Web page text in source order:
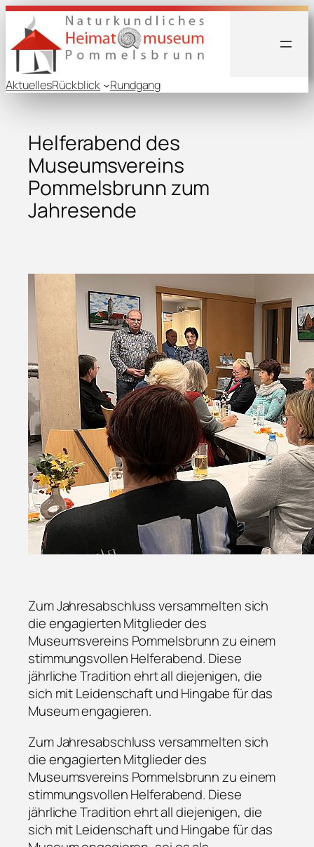
AktuellesRückblick Rundgang
Helferabend des
Museumsvereins
Pommelsbrunn zum
Jahresende
Zum Jahresabschluss versammelten sich
die engagierten Mitglieder des
Museumsvereins Pommelsbrunn zu einem
stimmungsvollen Helferabend. Diese
jährliche Tradition ehrt all diejenigen, die
sich mit Leidenschaft und Hingabe für das
Museum engagieren.
Zum Jahresabschluss versammelten sich
die engagierten Mitglieder des
Museumsvereins Pommelsbrunn zu einem
stimmungsvollen Helferabend. Diese
jährliche Tradition ehrt all diejenigen, die
sich mit Leidenschaft und Hingabe für das